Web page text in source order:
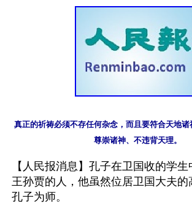
真正的祈祷必须不存任何杂念，而且要符合天地
【人民报消息】孔子在卫国收的学生
王孙贾的人，他虽然位居卫国大夫的
孔子为师。